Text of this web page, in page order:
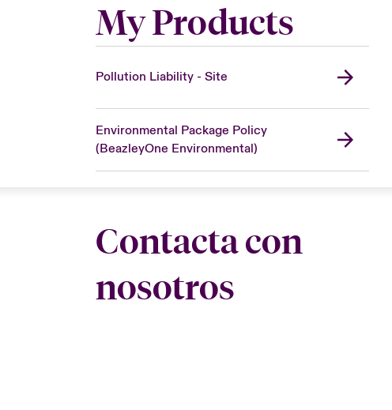
My Products
Pollution Liability - Site
Environmental Package Policy
(BeazleyOne Environmental)
Contacta con
nosotros